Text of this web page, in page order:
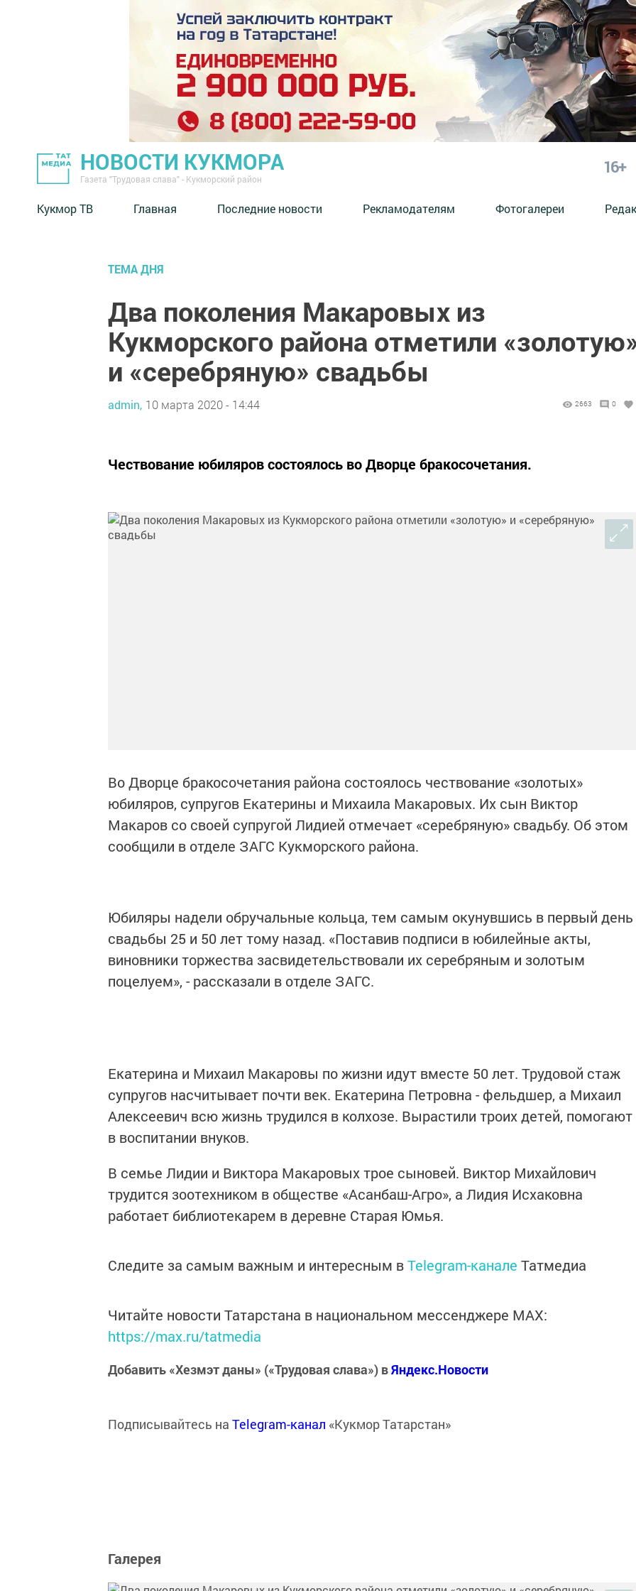
НОВОСТИ КУКМОРА
Газета "Трудовая слава" - Кукморский район
16+
Кукмор ТВ Главная Последние новости Рекламодателям Фотогалереи
ТЕМА ДНЯ
Два поколения Макаровых из
Кукморского района отметили
и «серебряную» свадьбы
admin, 10 марта 2020 - 14:44 2663 0
Чествование юбиляров состоялось во Дворце бракосочетания.
Во Дворце бракосочетания района состоялось чествование «золотых»
юбиляров, супругов Екатерины и Михаила Макаровых. Их сын Виктор
Макаров со своей супругой Лидией отмечает «серебряную» свадьбу. Об этом
сообщили в отделе ЗАГС Кукморского района.
Юбиляры надели обручальные кольца, тем самым окунувшись в первый день
свадьбы 25 и 50 лет тому назад. «Поставив подписи в юбилейные акты,
виновники торжества засвидетельствовали их серебряным и золотым
поцелуем», - рассказали в отделе ЗАГС.
Екатерина и Михаил Макаровы по жизни идут вместе 50 лет. Трудовой стаж
супругов насчитывает почти век. Екатерина Петровна - фельдшер, а Михаил
Алексеевич всю жизнь трудился в колхозе. Вырастили троих детей, помогают
в воспитании внуков.
В семье Лидии и Виктора Макаровых трое сыновей. Виктор Михайлович
трудится зоотехником в обществе «Асанбаш-Агро», а Лидия Исхаковна
работает библиотекарем в деревне Старая Юмья.
Следите за самым важным и интересным вTelegram-канале Татмедиа
Читайте новости Татарстана в национальном мессенджере MАХ:
https://max.ru/tatmedia
Добавить «Хезмэт даны» («Трудовая слава») вЯндекс.Новости
Подписывайтесь на Telegram-канал «Кукмор Татарстан»
Галерея